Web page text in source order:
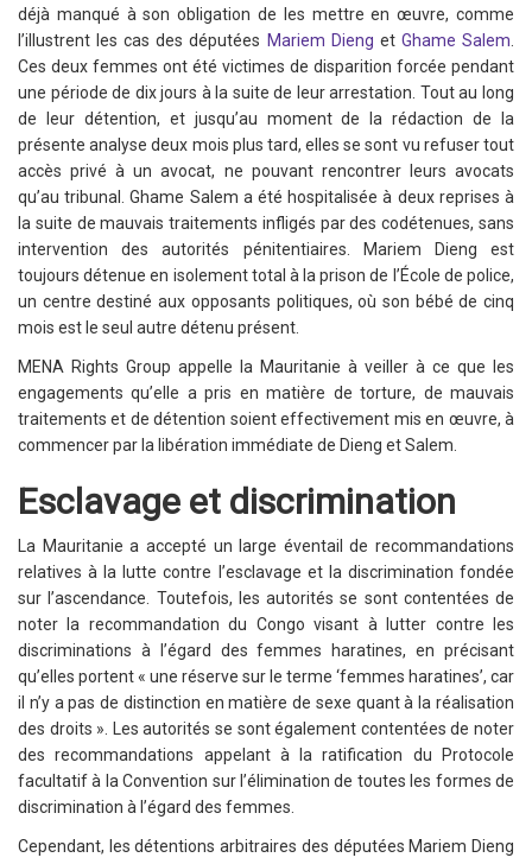
déjà manqué à son obligation de les mettre en œuvre, comme
l’illustrent les cas des députées Mariem Dieng et Ghame Salem.
Ces deux femmes ont été victimes de disparition forcée pendant
une période de dix jours à la suite de leur arrestation. Tout au long
de leur détention, et jusqu’au moment de la rédaction de la
présente analyse deux mois plus tard, elles se sont vu refuser tout
accès privé à un avocat, ne pouvant rencontrer leurs avocats
qu’au tribunal. Ghame Salem a été hospitalisée à deux reprises à
la suite de mauvais traitements infligés par des codétenues, sans
intervention des autorités pénitentiaires. Mariem Dieng est
toujours détenue en isolement total à la prison de l’École de police,
un centre destiné aux opposants politiques, où son bébé de cinq
mois est le seul autre détenu présent.
MENA Rights Group appelle la Mauritanie à veiller à ce que les
engagements qu’elle a pris en matière de torture, de mauvais
traitements et de détention soient effectivement mis en œuvre, à
commencer par la libération immédiate de Dieng et Salem.
Esclavage et discrimination
La Mauritanie a accepté un large éventail de recommandations
relatives à la lutte contre l’esclavage et la discrimination fondée
sur l’ascendance. Toutefois, les autorités se sont contentées de
noter la recommandation du Congo visant à lutter contre les
discriminations à l’égard des femmes haratines, en précisant
qu’elles portent « une réserve sur le terme ‘femmes haratines’, car
il n’y a pas de distinction en matière de sexe quant à la réalisation
des droits ». Les autorités se sont également contentées de noter
des recommandations appelant à la ratification du Protocole
facultatif à la Convention sur l’élimination de toutes les formes de
discrimination à l’égard des femmes.
Cependant, les détentions arbitraires des députées Mariem Dieng